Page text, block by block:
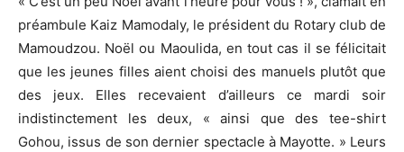
préambule Kaiz Mamodaly, le président du Rotary club de
Mamoudzou. Noël ou Maoulida, en tout cas il se félicitait
que les jeunes filles aient choisi des manuels plutôt que
des jeux. Elles recevaient d’ailleurs ce mardi soir
indistinctement les deux, « ainsi que des tee-shirt
Gohou, issus de son dernier spectacle à Mayotte. » Leurs